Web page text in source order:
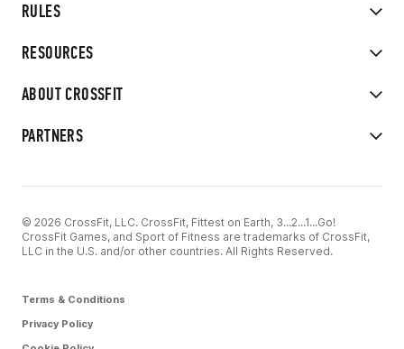
RULES
RESOURCES
ABOUT CROSSFIT
PARTNERS
© 2026 CrossFit, LLC. CrossFit, Fittest on Earth, 3...2...1...Go!
CrossFit Games, and Sport of Fitness are trademarks of CrossFit,
LLC in the U.S. and/or other countries. All Rights Reserved.
Terms & Conditions
Privacy Policy